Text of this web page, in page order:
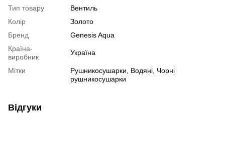
Тип товару
Вентиль
Колір
Золото
Бренд
Genesis Aqua
Країна-
виробник
Україна
Мітки
Рушникосушарки, Водяні, Чорні
рушникосушарки
Відгуки